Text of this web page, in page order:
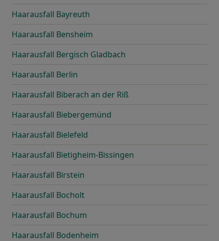
Haarausfall Bayreuth
Haarausfall Bensheim
Haarausfall Bergisch Gladbach
Haarausfall Berlin
Haarausfall Biberach an der Riß
Haarausfall Biebergemünd
Haarausfall Bielefeld
Haarausfall Bietigheim-Bissingen
Haarausfall Birstein
Haarausfall Bocholt
Haarausfall Bochum
Haarausfall Bodenheim